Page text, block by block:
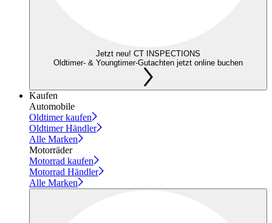
Jetzt neu! CT INSPECTIONS
Oldtimer- & Youngtimer-Gutachten jetzt online buchen
Kaufen
Automobile
Oldtimer kaufen
Oldtimer Händler
Alle Marken
Motorräder
Motorrad kaufen
Motorrad Händler
Alle Marken